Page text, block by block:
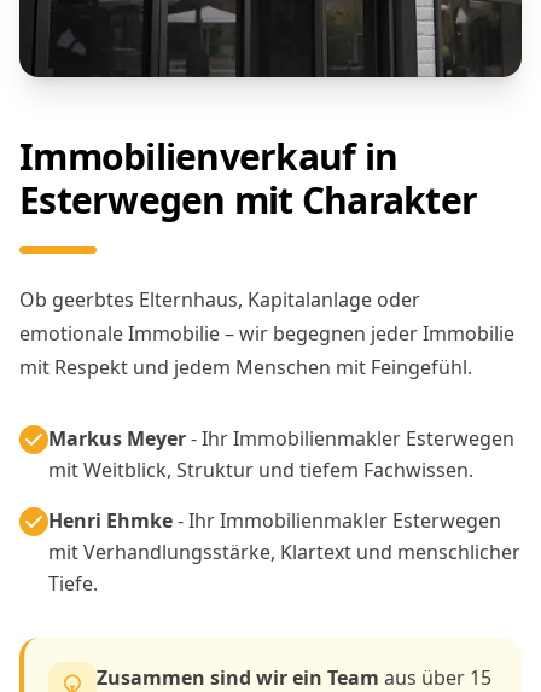
Immobilienverkauf in
Esterwegen mit Charakter
Ob geerbtes Elternhaus, Kapitalanlage oder
emotionale Immobilie – wir begegnen jeder Immobilie
mit Respekt und jedem Menschen mit Feingefühl.
Markus Meyer- Ihr Immobilienmakler Esterwegen
mit Weitblick, Struktur und tiefem Fachwissen.
Henri Ehmke- Ihr Immobilienmakler Esterwegen
mit Verhandlungsstärke, Klartext und menschlicher
Tiefe.
Zusammen sind wir ein Team aus über 15